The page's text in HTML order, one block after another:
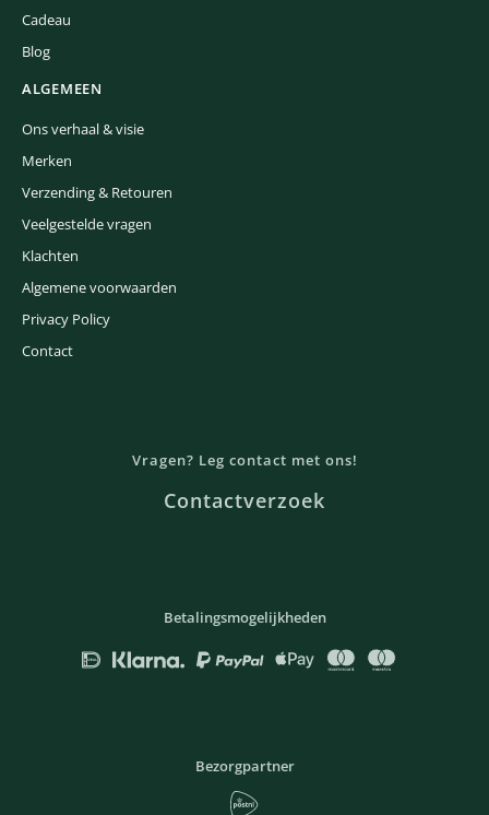
Cadeau
Blog
ALGEMEEN
Ons verhaal & visie
Merken
Verzending & Retouren
Veelgestelde vragen
Klachten
Algemene voorwaarden
Privacy Policy
Contact
Vragen? Leg contact met ons!
Contactverzoek
Betalingsmogelijkheden
Bezorgpartner